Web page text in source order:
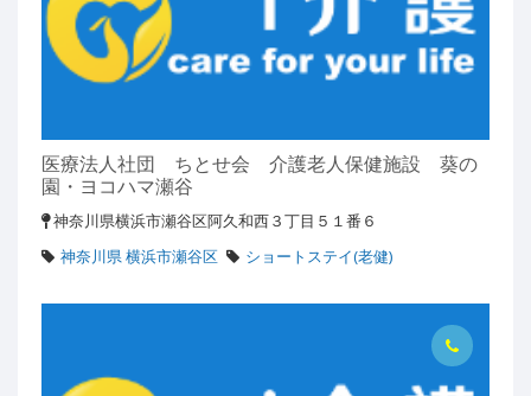
医療法人社団 ちとせ会 介護老人保健施設 葵の
園・ヨコハマ瀬谷
神奈川県横浜市瀬谷区阿久和西３丁目５１番６
神奈川県 横浜市瀬谷区
ショートステイ(老健)